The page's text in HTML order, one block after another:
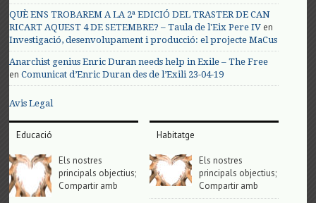
QUÈ ENS TROBAREM A LA 2ª EDICIÓ DEL TRASTER DE CAN
RICART AQUEST 4 DE SETEMBRE? – Taula de l'Eix Pere IV en
Investigació, desenvolupament i producció: el projecte MaCus
Anarchist genius Enric Duran needs help in Exile – The Free
enComunicat d’Enric Duran des de l’Exili 23-04-19
Avis Legal
Educació
Els nostres
principals objectius;
Compartir amb
Habitatge
Els nostres
principals objectius;
Compartir amb